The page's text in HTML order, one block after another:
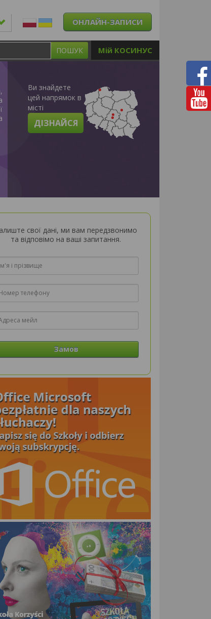
ОНЛАЙН-ЗАПИСИ
Мій КОСИНУС
ПОШУК
Ви знайдете
цей напрямок в
місті
ДІЗНАЙСЯ
свої дані, ми вам передзвонимо
та відповімо на ваші запитання.
Замов